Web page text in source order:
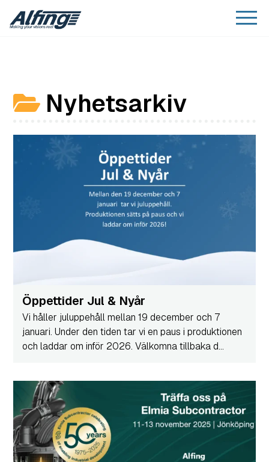
Nyhetsarkiv
Öppettider Jul & Nyår
Vi håller juluppehåll mellan 19 december och 7
januari. Under den tiden tar vi en paus i produktionen
och laddar om inför 2026. Välkomna tillbaka d...